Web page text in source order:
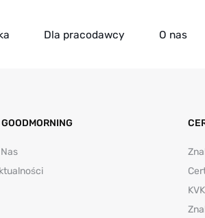
Dla pracodawcy O nas
Nas
KVK